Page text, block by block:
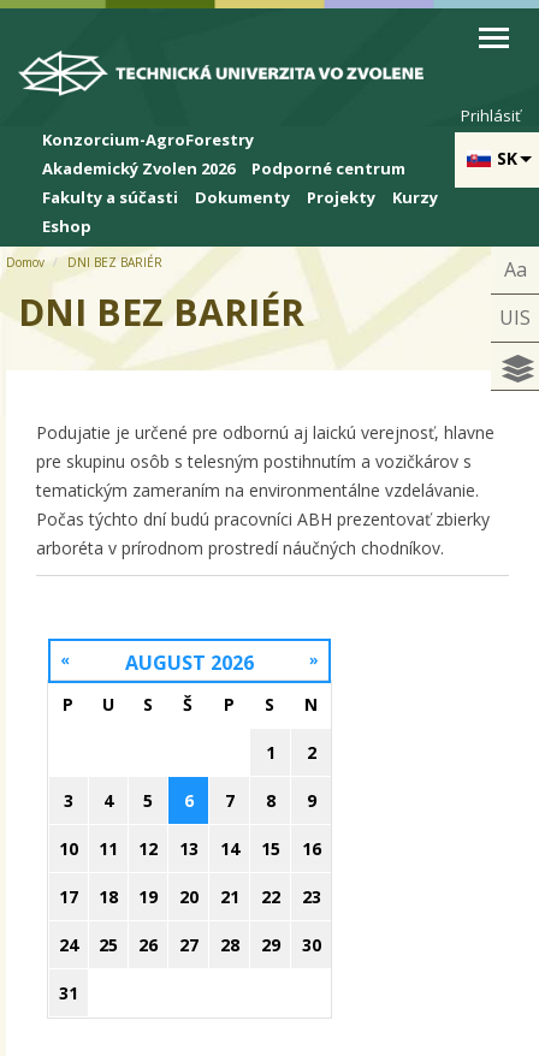
Skip to cookies
Skip to navigation
Skočiť na hlavný obsah
SK
Prihlásiť
Konzorcium-AgroForestry
Akademický Zvolen 2026
Podporné centrum
Fakulty a súčasti
Dokumenty Projekty
Kurzy
Eshop
Aa
UIS
Domov DNI BEZ BARIÉR
DNI BEZ BARIÉR
Podujatie je určené pre odbornú aj laickú verejnosť, hlavne
pre skupinu osôb s telesným postihnutím a vozičkárov s
tematickým zameraním na environmentálne vzdelávanie.
Počas týchto dní budú pracovníci ABH prezentovať zbierky
arboréta v prírodnom prostredí náučných chodníkov.
AUGUST 2026
« »
P U S Š P S N
1 2
3 4 5 6 7 8 9
10 11 12 13 14 15 16
17 18 19 20 21 22 23
24 25 26 27 28 29 30
31